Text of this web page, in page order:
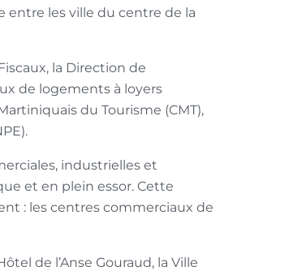
les ville du centre de la
la Direction de
de logements à loyers
du Tourisme (CMT),
industrielles et
et en plein essor. Cette
: les centres commerciaux de
de l’Anse Gouraud, la Ville